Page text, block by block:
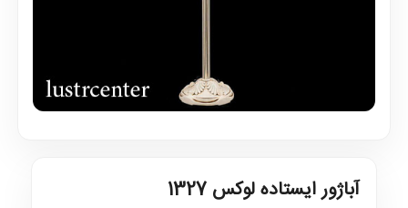
آباژور ایستاده لوکس 1327